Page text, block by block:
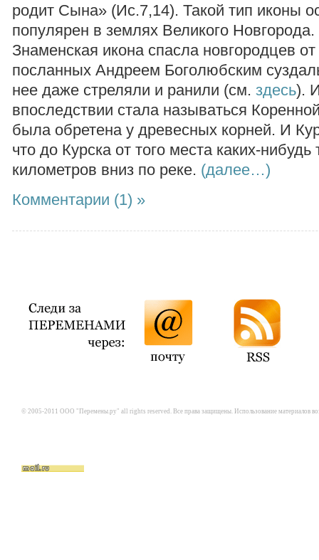
родит Сына» (Ис.7,14). Такой тип иконы
популярен в землях Великого Новгорода.
Знаменская икона спасла новгородцев
посланных Андреем Боголюбским
нее даже стреляли и ранили (см. здесь).
впоследствии стала называться
была обретена у древесных корней. И
что до Курска от того места каких-нибудь
километров вниз по реке. (далее…)
Комментарии (1) »
© 2005-2011 ООО "Перемены.ру" all rights reserved. Все права защищены. Использование материалов